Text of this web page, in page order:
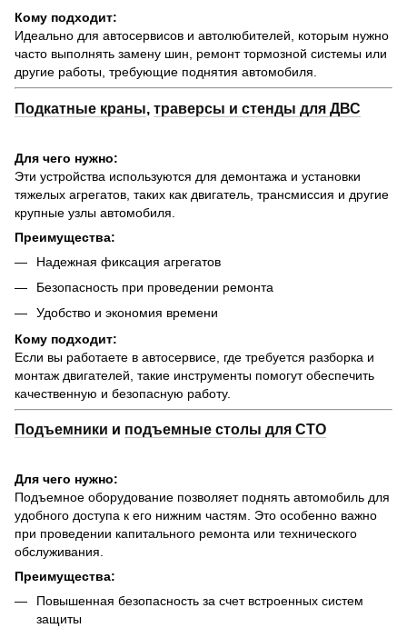
Кому подходит:
Идеально для автосервисов и автолюбителей, которым нужно
часто выполнять замену шин, ремонт тормозной системы или
другие работы, требующие поднятия автомобиля.
Подкатные краны траверсы и стенды для ДВС
Для чего нужно:
Эти устройства используются для демонтажа и установки
тяжелых агрегатов, таких как двигатель, трансмиссия и другие
крупные узлы автомобиля.
Преимущества:
Надежная фиксация агрегатов
Безопасность при проведении ремонта
Удобство и экономия времени
Кому подходит:
Если вы работаете в автосервисе, где требуется разборка и
монтаж двигателей, такие инструменты помогут обеспечить
качественную и безопасную работу.
Подъемники и подъемные столы для СТО
Для чего нужно:
Подъемное оборудование позволяет поднять автомобиль для
удобного доступа к его нижним частям. Это особенно важно
при проведении капитального ремонта или технического
обслуживания.
Преимущества:
Повышенная безопасность за счет встроенных систем
защиты